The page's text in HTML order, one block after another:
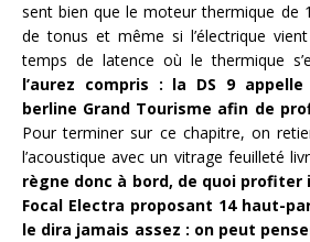
sent bien que le moteur thermique de
de tonus et même si l’électrique
temps de latence où le thermique
l’aurez compris : la DS 9
berline Grand Tourisme afin de
Pour terminer sur ce chapitre, on
l’acoustique avec un vitrage feuilleté
règne donc à bord, de quoi
Focal Electra proposant 14 haut-
le dira jamais assez : on peut